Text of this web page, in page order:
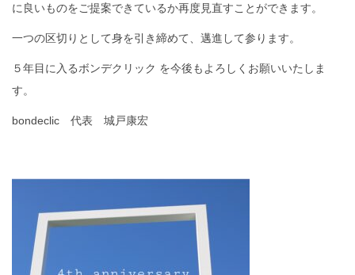
に良いものをご提案できているか再度見直すことができます。
一つの区切りとして身を引き締めて、邁進して参ります。
５年目に入るボンデクリック を今後もよろしくお願いいたしま
す。
bondeclic 代表 城戸康宏